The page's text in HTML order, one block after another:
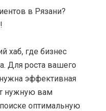
в Рязани?
хаб, где бизнес
Для роста вашего
эффективная
нужную вам
оптимальную